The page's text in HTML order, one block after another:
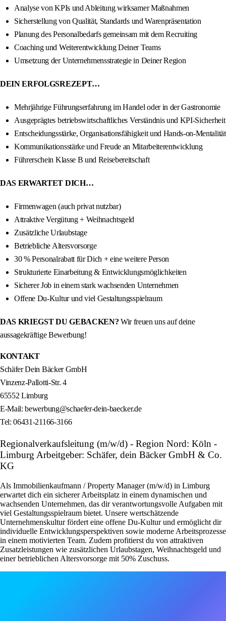
Analyse von KPIs und Ableitung wirksamer Maßnahmen
Sicherstellung von Qualität, Standards und Warenpräsentation
Planung des Personalbedarfs gemeinsam mit dem Recruiting
Coaching und Weiterentwicklung Deiner Teams
Umsetzung der Unternehmensstrategie in Deiner Region
DEIN ERFOLGSREZEPT…
Mehrjährige Führungserfahrung im Handel oder in der Gastronomie
Ausgeprägtes betriebswirtschaftliches Verständnis und KPI-Sicherheit
Entscheidungsstärke, Organisationsfähigkeit und Hands-on-Mentalität
Kommunikationsstärke und Freude an Mitarbeiterentwicklung
Führerschein Klasse B und Reisebereitschaft
DAS ERWARTET DICH…
Firmenwagen (auch privat nutzbar)
Attraktive Vergütung + Weihnachtsgeld
Zusätzliche Urlaubstage
Betriebliche Altersvorsorge
30 % Personalrabatt für Dich + eine weitere Person
Strukturierte Einarbeitung & Entwicklungsmöglichkeiten
Sicherer Job in einem stark wachsenden Unternehmen
Offene Du-Kultur und viel Gestaltungsspielraum
DAS KRIEGST DU GEBACKEN? Wir freuen uns auf deine
aussagekräftige Bewerbung!
KONTAKT
Schäfer Dein Bäcker GmbH
Vinzenz-Pallotti-Str. 4
65552 Limburg
E-Mail: bewerbung@schaefer-dein-baecker.de
Tel: 06431-21166-3166
Regionalverkaufsleitung (m/w/d) - Region Nord: Köln -
Limburg Arbeitgeber: Schäfer, dein Bäcker GmbH & Co.
KG
Als Immobilienkaufmann / Property Manager (m/w/d) in Limburg
erwartet dich ein sicherer Arbeitsplatz in einem dynamischen und
wachsenden Unternehmen, das dir verantwortungsvolle Aufgaben mit
viel Gestaltungsspielraum bietet. Unsere wertschätzende
Unternehmenskultur fördert eine offene Du-Kultur und ermöglicht dir
individuelle Entwicklungsperspektiven sowie moderne Arbeitsprozesse
in einem motivierten Team. Zudem profitierst du von attraktiven
Zusatzleistungen wie zusätzlichen Urlaubstagen, Weihnachtsgeld und
einer betrieblichen Altersvorsorge mit 50% Zuschuss.